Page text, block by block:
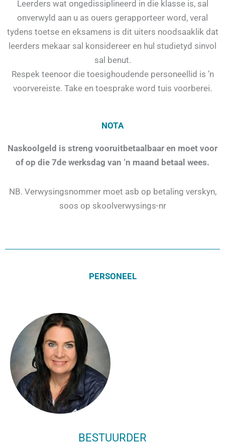
Leerders wat ongedissiplineerd in die klasse is, sal
onverwyld aan u as ouers gerapporteer word, veral
tydens toetse en eksamens is dit uiters noodsaaklik dat
leerders mekaar sal konsidereer en hul studietyd sinvol
sal benut.
Respek teenoor die toesighoudende personeellid is ’n
voorvereiste. Take en toesprake word tuis voorberei.
NOTA
Naskoolgeld is streng vooruitbetaalbaar en moet voor
of op die 7de werksdag van ‘n maand betaal wees.
NB. Verwysingsnommer moet asb op betaling verskyn,
soos op skoolverwysings-nr
PERSONEEL
BESTUURDER